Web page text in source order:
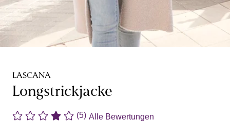
LASCANA
Longstrickjacke
(5) Alle Bewertungen